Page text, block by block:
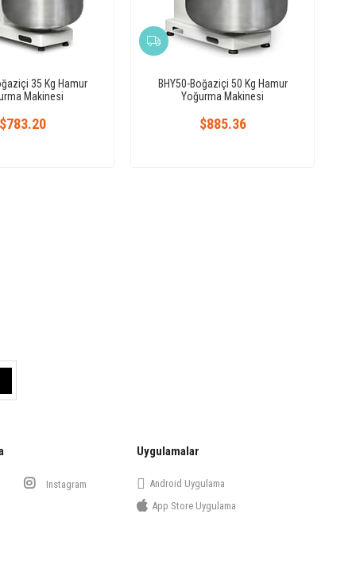
35 Kg Hamur
Makinesi
BHY50-Boğaziçi 50 Kg Hamur
Yoğurma Makinesi
$885.36
Instagram
Uygulamalar
Android Uygulama
App Store Uygulama